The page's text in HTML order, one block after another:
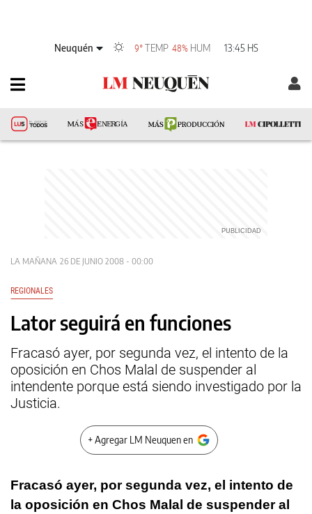
Neuquén 9° TEMP 48% HUM 13:45 HS
LA MAÑANA 26 DE JUNIO 2008 - 00:00
REGIONALES
Lator seguirá en funciones
Fracasó ayer, por segunda vez, el intento de la
oposición en Chos Malal de suspender al
intendente porque está siendo investigado por la
Justicia.
+ Agregar LM Neuquen en
Fracasó ayer, por segunda vez, el intento de
la oposición en Chos Malal de suspender al